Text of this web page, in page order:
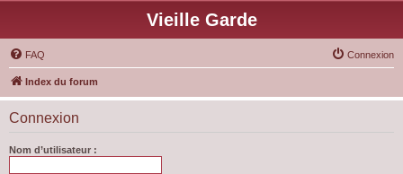
Vieille Garde
FAQ Connexion
Index du forum
Connexion
Nom d’utilisateur :